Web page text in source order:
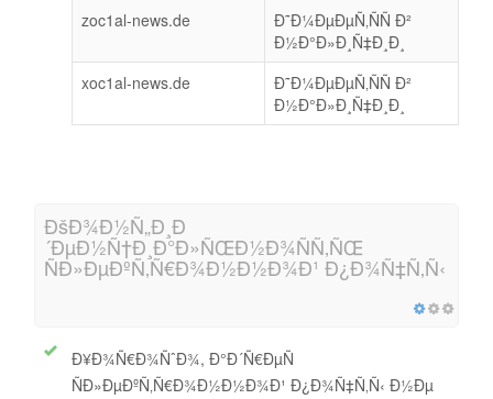
zoc1al-news.de
Ð˜Ð¼ÐµÐµÑ‚ÑÑ Ð²
Ð½Ð°Ð»Ð¸Ñ‡Ð¸Ð¸
xoc1al-news.de
Ð˜Ð¼ÐµÐµÑ‚ÑÑ Ð²
Ð½Ð°Ð»Ð¸Ñ‡Ð¸Ð¸
ÐšÐ¾Ð½Ñ„Ð¸Ð
´ÐµÐ½Ñ†Ð¸Ð°Ð»ÑŒÐ½Ð¾ÑÑ‚ÑŒ
ÑÐ»ÐµÐºÑ‚Ñ€Ð¾Ð½Ð½Ð¾Ð¹ Ð¿Ð¾Ñ‡Ñ‚Ñ‹
Ð¥Ð¾Ñ€Ð¾ÑˆÐ¾, Ð°Ð´Ñ€ÐµÑ
ÑÐ»ÐµÐºÑ‚Ñ€Ð¾Ð½Ð½Ð¾Ð¹ Ð¿Ð¾Ñ‡Ñ‚Ñ‹ Ð½Ðµ